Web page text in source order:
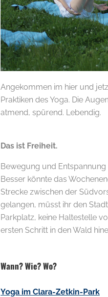
Angekommen im hier und
Praktiken des Yoga. Die
atmend, spürend. Lebendig.
Das ist Freiheit.
Bewegung und Entspannung
Besser könnte das
Strecke zwischen der
gelangen, müsst ihr den
Parkplatz, keine Haltestelle
ersten Schritt in den Wald
Wann? Wie? Wo?
Yoga im Clara-Zetkin-Park